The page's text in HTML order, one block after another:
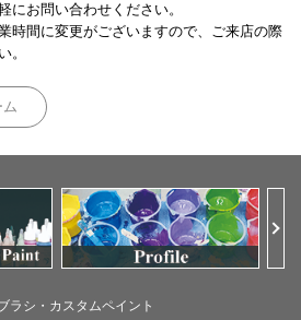
にお問い合わせください。
時間に変更がございますので、ご来店の際
。
ラシ・カスタムペイント